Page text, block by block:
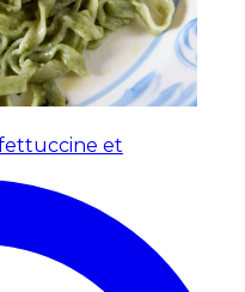
fettuccine et